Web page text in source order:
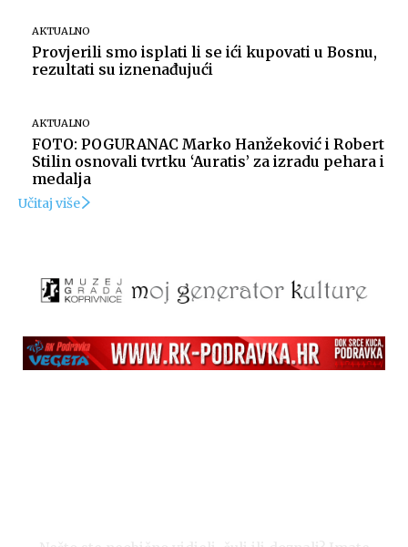
AKTUALNO
Provjerili smo isplati li se ići kupovati u Bosnu,
rezultati su iznenađujući
AKTUALNO
FOTO: POGURANAC Marko Hanžeković i Robert
Stilin osnovali tvrtku ‘Auratis’ za izradu pehara i
medalja
Učitaj više